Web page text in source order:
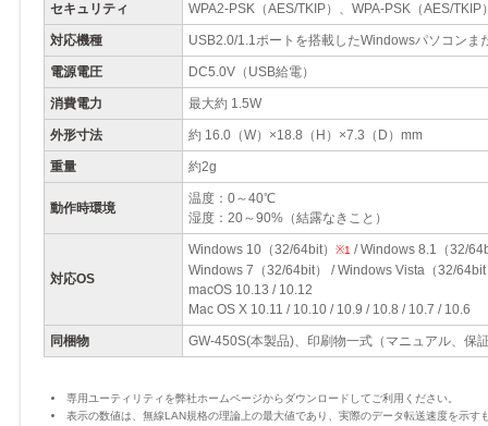
セキュリティ WPA2-PSK（AES/TKIP）、WPA-PSK（AES/
対応機種 USB2.0/1.1ポートを搭載したWindowsパソコンま
電源電圧 DC5.0V（USB給電）
消費電力 最大約 1.5W
外形寸法 約 16.0（W）×18.8（H）×7.3（D）mm
重量 約2g
動作時環境
温度：0～40℃
湿度：20～90%（結露なきこと）
対応OS
Windows 10（32/64bit） ※1 / Windows 8.1（32/
Windows 7（32/64bit） / Windows Vista（32/
macOS 10.13 / 10.12
Mac OS X 10.11 / 10.10 / 10.9 / 10.8 / 10.7 / 10.6
同梱物 GW-450S(本製品)、印刷物一式（マニュアル、保
専用ユーティリティを弊社ホームページからダウンロードしてご利用ください。
表示の数値は、無線LAN規格の理論上の最大値であり、実際のデータ転送速度を示す